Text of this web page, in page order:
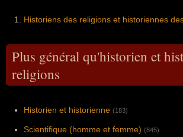
Historiens des religions et historiennes
Plus général qu'historien et
religions
Historien et historienne (183)
Scientifique (homme et femme) (845)